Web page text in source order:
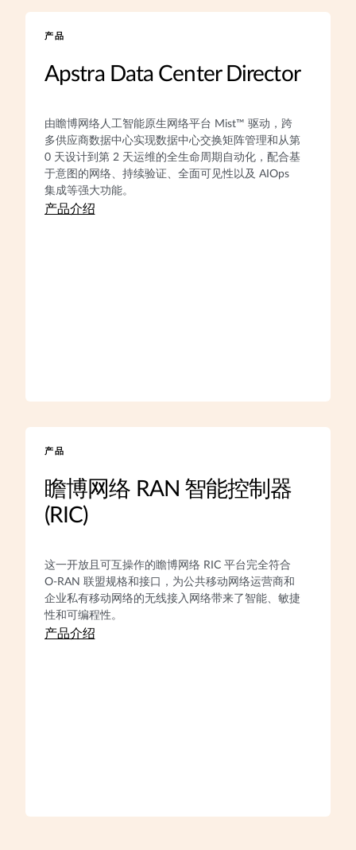
产品
Apstra Data Center Director
由瞻博网络人工智能原生网络平台 Mist™ 驱动，跨
多供应商数据中心实现数据中心交换矩阵管理和从第
0 天设计到第 2 天运维的全生命周期自动化，配合基
于意图的网络、持续验证、全面可见性以及 AIOps
集成等强大功能。
产品介绍
产品
瞻博网络 RAN 智能控制器
(RIC)
这一开放且可互操作的瞻博网络 RIC 平台完全符合
O-RAN 联盟规格和接口，为公共移动网络运营商和
企业私有移动网络的无线接入网络带来了智能、敏捷
性和可编程性。
产品介绍